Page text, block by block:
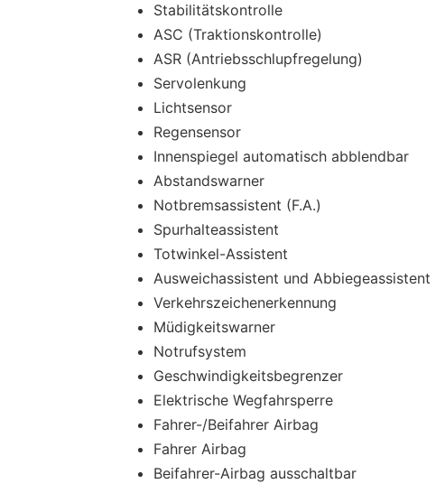
Stabilitätskontrolle
ASC (Traktionskontrolle)
ASR (Antriebsschlupfregelung)
Servolenkung
Lichtsensor
Regensensor
Innenspiegel automatisch abblendbar
Abstandswarner
Notbremsassistent (F.A.)
Spurhalteassistent
Totwinkel-Assistent
Ausweichassistent und Abbiegeassistent
Verkehrszeichenerkennung
Müdigkeitswarner
Notrufsystem
Geschwindigkeitsbegrenzer
Elektrische Wegfahrsperre
Fahrer-/Beifahrer Airbag
Fahrer Airbag
Beifahrer-Airbag ausschaltbar